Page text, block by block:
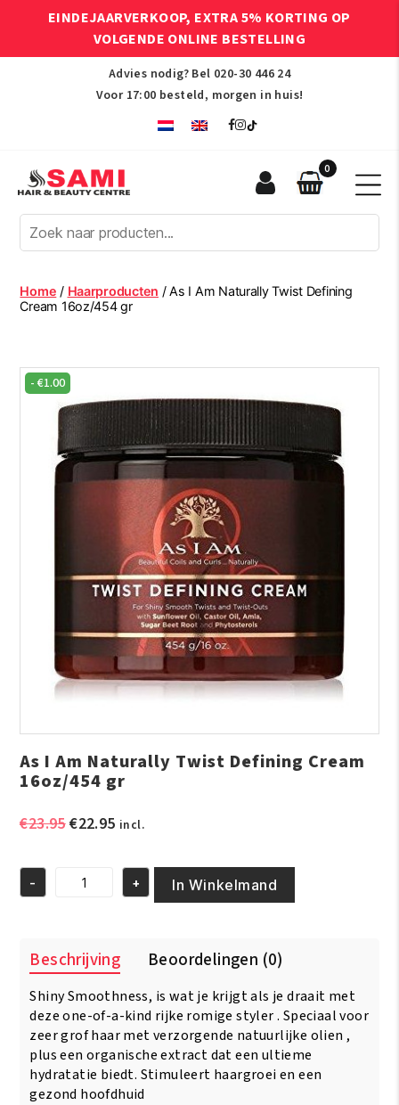
EINDEJAARVERKOOP, EXTRA 5% KORTING OP
VOLGENDE ONLINE BESTELLING
Advies nodig? Bel 020-30 446 24
Voor 17:00 besteld, morgen in huis!
Afro
Hair
Beauty
Centre
0
Home / Haarproducten / As I Am Naturally Twist Defining
Cream 16oz/454 gr
-€1.00
As I Am Naturally Twist Defining Cream
16oz/454 gr
€23.95Oorspronkelijke
€23.95.
€22.95Huidige
is:
€22.95.
incl.
As
Twist
Defining
Cream
16oz/454
aantal
- + In Winkelmand
Beschrijving Beoordelingen (0)
Shiny Smoothness, is wat je krijgt als je draait met
deze one-of-a-kind rijke romige styler . Speciaal voor
zeer grof haar met verzorgende natuurlijke olien ,
plus een organische extract dat een ultieme
hydratatie biedt. Stimuleert haargroei en een
gezond hoofdhuid